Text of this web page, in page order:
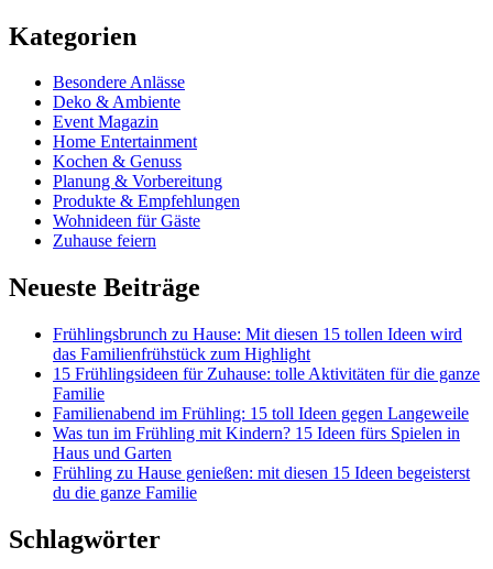
Kategorien
Besondere Anlässe
Deko & Ambiente
Event Magazin
Home Entertainment
Kochen & Genuss
Planung & Vorbereitung
Produkte & Empfehlungen
Wohnideen für Gäste
Zuhause feiern
Neueste Beiträge
Frühlingsbrunch zu Hause: Mit diesen 15 tollen Ideen wird
das Familienfrühstück zum Highlight
15 Frühlingsideen für Zuhause: tolle Aktivitäten für die ganze
Familie
Familienabend im Frühling: 15 toll Ideen gegen Langeweile
Was tun im Frühling mit Kindern? 15 Ideen fürs Spielen in
Haus und Garten
Frühling zu Hause genießen: mit diesen 15 Ideen begeisterst
du die ganze Familie
Schlagwörter